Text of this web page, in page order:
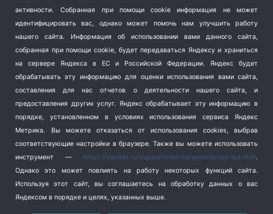
Флот (76)
Школа и спорт (2)
Экология (8)
Экономика (1172)
Copyright © 2026
активности.
Собранная при помощи cookie информация не может
идентифицировать вас, однако может помочь нам улучшить работу
нашего сайта. Информация об использовании вами данного сайта,
собранная при помощи cookie, будет передаваться Яндексу и храниться
на сервере Яндекса в ЕС и Российской Федерации. Яндекс будет
обрабатывать эту информацию для оценки использования вами сайта,
составления для нас отчетов о деятельности нашего сайта, и
предоставления других услуг. Яндекс обрабатывает эту информацию в
порядке, установленном в условиях использования сервиса Яндекс
Метрика.
Вы можете отказаться от использования cookies, выбрав
соответствующие настройки в браузере. Также вы можете использовать
инструмент — https://yandex.ru/support/metrika/general/opt-out.html.
Однако это может повлиять на работу некоторых функций сайта.
Используя этот сайт, вы соглашаетесь на обработку данных о вас
Яндексом в порядке и целях, указанных выше.